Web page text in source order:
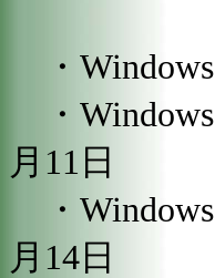
・
・
月11日
・
月14日